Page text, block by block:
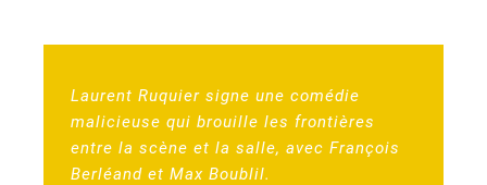
Laurent Ruquier signe une comédie
malicieuse qui brouille les frontières
entre la scène et la salle, avec François
Berléand et Max Boublil.